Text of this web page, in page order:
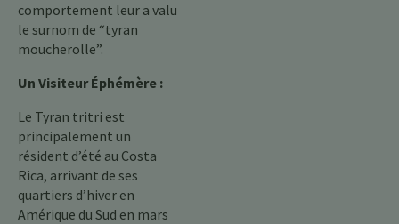
comportement leur a valu
le surnom de “tyran
moucherolle”.
Un Visiteur Éphémère :
Le Tyran tritri est
principalement un
résident d’été au Costa
Rica, arrivant de ses
quartiers d’hiver en
Amérique du Sud en mars